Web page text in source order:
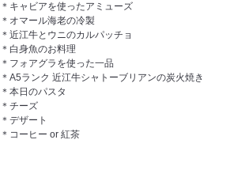
＊キャビアを使ったアミューズ
＊オマール海老の冷製
＊近江牛とウニのカルパッチョ
＊白身魚のお料理
＊フォアグラを使った一品
＊A5ランク 近江牛シャトーブリアンの炭火焼き
＊本日のパスタ
＊チーズ
＊デザート
＊コーヒー or 紅茶